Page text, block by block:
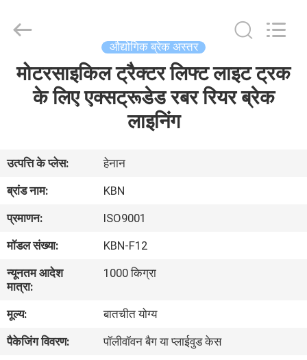
घर
हमारे
बारे
में
कारखाना
भ्रमण
गुणवत्ता
नियंत्रण
Reserved.
औद्योगिक ब्रेक अस्तर
मोटरसाइकिल ट्रैक्टर लिफ्ट लाइट ट्रक
के लिए एक्सट्रूडेड रबर रियर ब्रेक
लाइनिंग
उत्पत्ति के प्लेस:
हेनान
ब्रांड नाम:
KBN
प्रमाणन:
ISO9001
मॉडल संख्या:
KBN-F12
न्यूनतम आदेश
मात्रा:
1000 किग्रा
मूल्य:
बातचीत योग्य
पैकेजिंग विवरण:
पॉलीवॉवन बैग या प्लाईवुड केस